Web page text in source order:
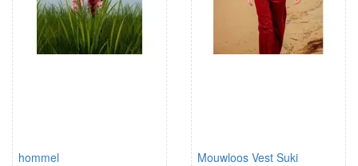
hommel Mouwloos Vest Suki